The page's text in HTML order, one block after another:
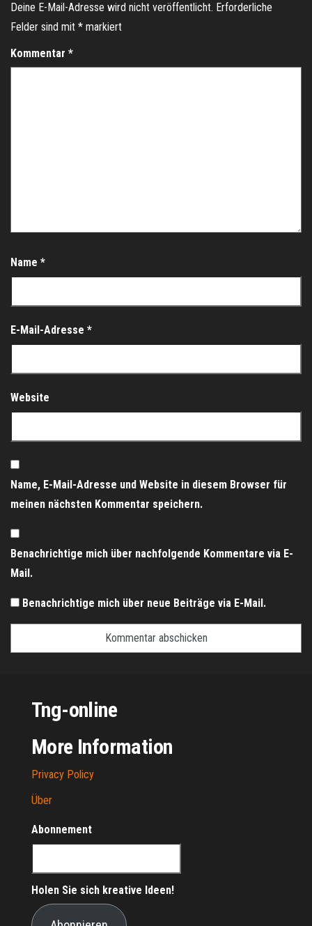
Deine E-Mail-Adresse wird nicht veröffentlicht. Erforderliche
Felder sind mit * markiert
Kommentar *
Name *
E-Mail-Adresse *
Website
Name, E-Mail-Adresse und Website in diesem Browser für
meinen nächsten Kommentar speichern.
Benachrichtige mich über nachfolgende Kommentare via E-
Mail.
Benachrichtige mich über neue Beiträge via E-Mail.
Tng-online
More Information
Privacy Policy
Über
Abonnement
Holen Sie sich kreative Ideen!